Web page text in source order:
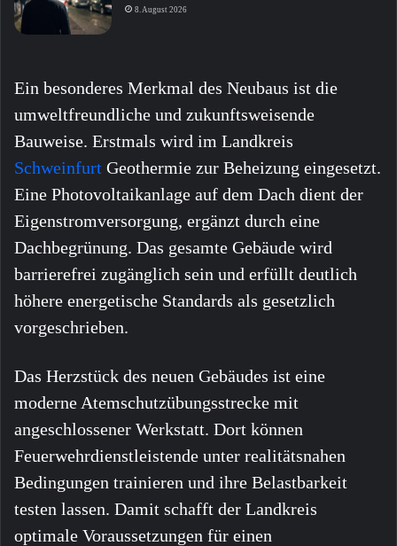
8. August 2026
Ein besonderes Merkmal des Neubaus ist die
umweltfreundliche und zukunftsweisende
Bauweise. Erstmals wird im Landkreis
Schweinfurt Geothermie zur Beheizung eingesetzt.
Eine Photovoltaikanlage auf dem Dach dient der
Eigenstromversorgung, ergänzt durch eine
Dachbegrünung. Das gesamte Gebäude wird
barrierefrei zugänglich sein und erfüllt deutlich
höhere energetische Standards als gesetzlich
vorgeschrieben.
Das Herzstück des neuen Gebäudes ist eine
moderne Atemschutzübungsstrecke mit
angeschlossener Werkstatt. Dort können
Feuerwehrdienstleistende unter realitätsnahen
Bedingungen trainieren und ihre Belastbarkeit
testen lassen. Damit schafft der Landkreis
optimale Voraussetzungen für einen